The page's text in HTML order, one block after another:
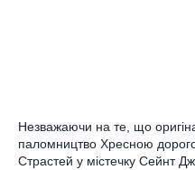
Незважаючи на те, що
паломництво Хресною
Страстей у містечку Сейнт